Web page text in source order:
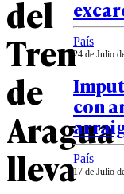
del
Tren
de
Aragua
lleva
País
24 de Julio
con
País
17 de Julio